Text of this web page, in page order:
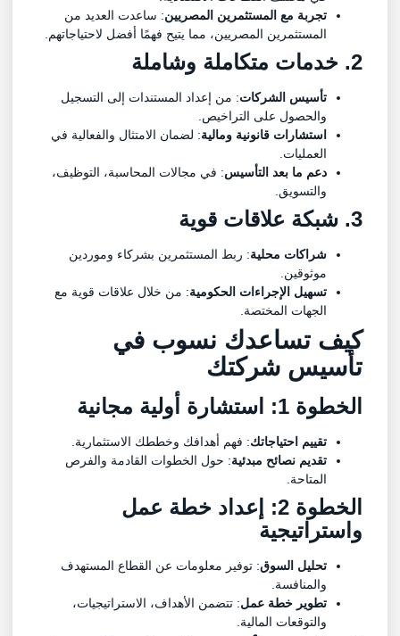
تجربة مع المستثمرين المصريين: ساعدت العديد من
المستثمرين المصريين، مما يتيح فهمًا أفضل لاحتياجاتهم.
2. خدمات متكاملة وشاملة
تأسيس الشركات: من إعداد المستندات إلى التسجيل
والحصول على التراخيص.
استشارات قانونية ومالية: لضمان الامتثال والفعالية في
العمليات.
دعم ما بعد التأسيس: في مجالات المحاسبة، التوظيف،
والتسويق.
3. شبكة علاقات قوية
شراكات محلية: ربط المستثمرين بشركاء وموردين
موثوقين.
تسهيل الإجراءات الحكومية: من خلال علاقات قوية مع
الجهات المختصة.
كيف تساعدك نسوب في
تأسيس شركتك
الخطوة 1: استشارة أولية مجانية
تقييم احتياجاتك: فهم أهدافك وخططك الاستثمارية.
تقديم نصائح مبدئية: حول الخطوات القادمة والفرص
المتاحة.
الخطوة 2: إعداد خطة عمل
واستراتيجية
تحليل السوق: توفير معلومات عن القطاع المستهدف
والمنافسة.
تطوير خطة عمل: تتضمن الأهداف، الاستراتيجيات،
والتوقعات المالية.